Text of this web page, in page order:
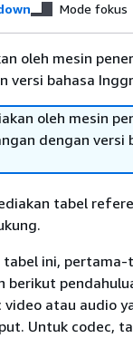
Mode fokus
oleh mesin
versi bahasa
oleh mesin
dengan versi
tabel
ini,
berikut
atau audio
Untuk codec,